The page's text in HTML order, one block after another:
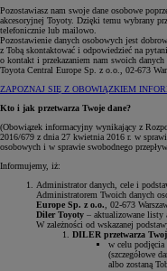
Pozostawiasz nam swoje dane osobowe
akcesoryjnej Toyoty. Dzięki temu wybrany
telefonicznie lub mailowo.
Pozostawienie danych osobowych jest
z Tobą skontaktować i odpowiedzieć na
o kontakt i przekazaniem nam swoich
Toyota Central Europe Sp. z o.o., 02-673
ZAPOZNAJ SIĘ Z OBOWIĄZKIEM
Kto i jak przetwarza Twoje dane?
(Obowiązek informacyjny wynikający z
2016/679 z dnia 27 kwietnia 2016 r. w
osobowych i w sprawie swobodnego
Informujemy, iż:
Administrator danych, cele i
Administratorem Twoich danych
Europe Sp. z o.o. , 02-673
Diler Toyoty – aktualizowane listy
W zależności od wskazanej
DILER przetwarza
w celu podjęcia
(szczegółowe
albo zostaną